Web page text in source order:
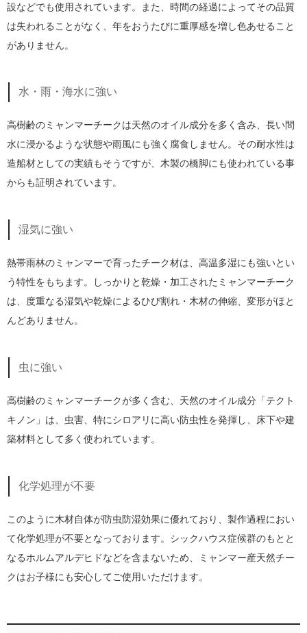
設などでも使用されています。また、時間の経過によってその品質
は失われることがなく、年をおうたびに重厚感を増し色あせること
がありません。
水・雨・海水に強い
高樹齢のミャンマーチークは天然のオイル成分を多く含み、長い間
水に浸かるような状態や雨風にも強く腐食しません。その耐水性は
造船材としての実績もそうですが、木製の橋脚にも使われている事
からも証明されています。
湿気に強い
熱帯雨林のミャンマーで育ったチーク材は、高温多湿にも強いとい
う特性をもちます。しっかりと乾燥・加工されたミャンマーチーク
は、度重なる湿気や乾燥によるひび割れ・木材の伸縮、変形がほと
んどありません。
虫に強い
高樹齢のミャンマーチークが多く含む、天然のオイル成分「テクト
キノン」は、虫害、特にシロアリに高い防虫性を発揮し、床下や建
築材料として多く使われています。
化学処理が不要
このように木材自体が防虫防湿効果に優れており、製作過程におい
て化学処理が不要となっております。シックハウス症候群のもとと
なるホルムアルデヒドなどを含まないため、ミャンマー産天然チー
クはお子様にも安心してご使用いただけます。